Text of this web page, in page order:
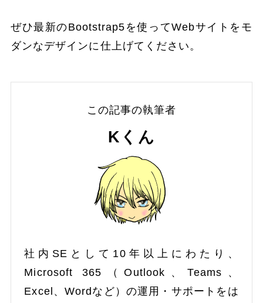
ぜひ最新のBootstrap5を使ってWebサイトをモ
ダンなデザインに仕上げてください。
この記事の執筆者
Kくん
社内SEとして10年以上にわたり、
Microsoft 365（Outlook、Teams、
Excel、Wordなど）の運用・サポートをは